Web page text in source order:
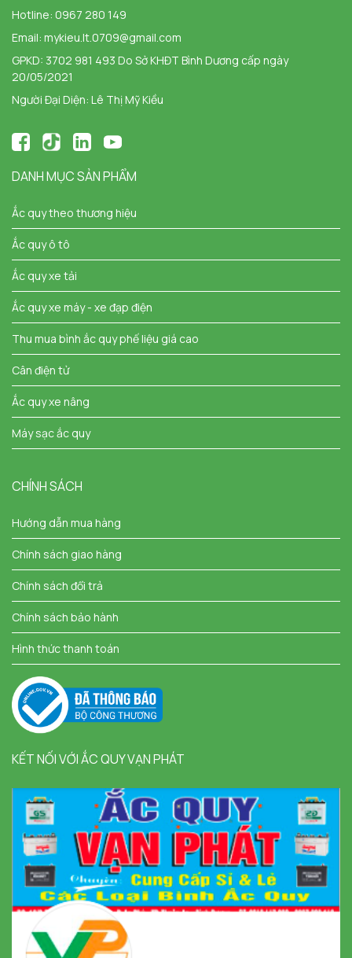
Hotline: 0967 280 149
Email: mykieu.lt.0709@gmail.com
GPKD: 3702 981 493 Do Sở KHĐT Bình Dương cấp ngày
20/05/2021
Người Đại Diện: Lê Thị Mỹ Kiều
DANH MỤC SẢN PHẨM
Ắc quy theo thương hiệu
Ắc quy ô tô
Ắc quy xe tải
Ắc quy xe máy - xe đạp điện
Thu mua bình ắc quy phế liệu giá cao
Cân điện tử
Ắc quy xe nâng
Máy sạc ắc quy
CHÍNH SÁCH
Hướng dẫn mua hàng
Chính sách giao hàng
Chính sách đổi trả
Chính sách bảo hành
Hình thức thanh toán
KẾT NỐI VỚI ẮC QUY VẠN PHÁT